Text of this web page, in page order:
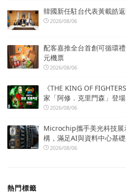
韓國新任駐台代表黃載皓
2026/08/06
配客嘉推全台首創可循環
元機票
2026/08/06
《THE KING OF
家「阿修．克里門森」登場
2026/08/06
Microchip攜手美光科技展
構，滿足AI與資料中心基
2026/08/06
熱門標籤